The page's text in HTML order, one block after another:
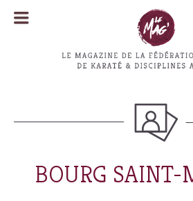
BOURG SAINT-